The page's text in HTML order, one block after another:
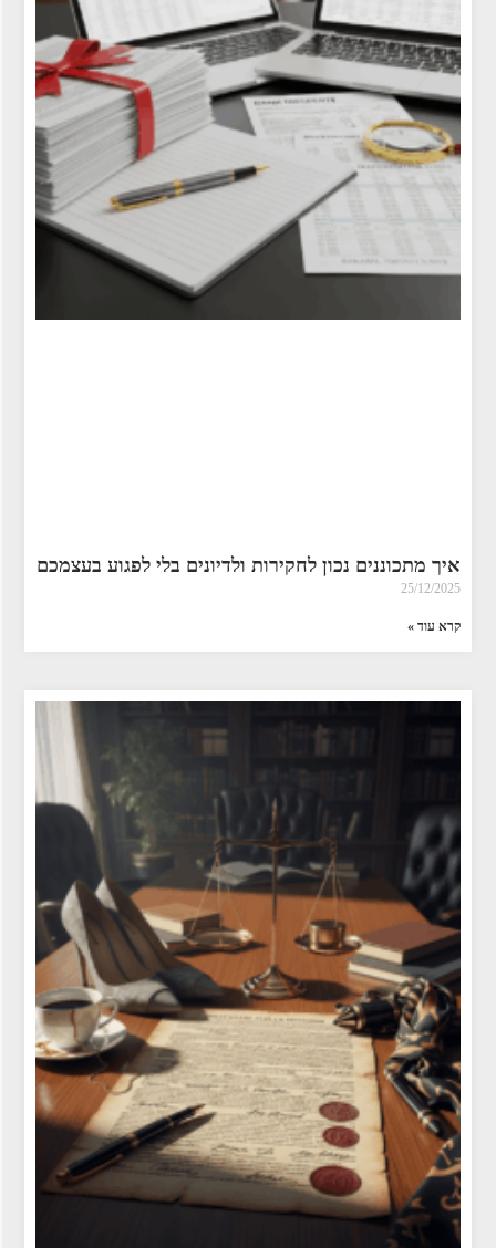
איך מתכוננים נכון לחקירות ולדיונים בלי לפגוע בעצמכם
25/12/2025
קרא עוד »